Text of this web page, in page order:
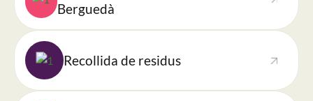
Berguedà
Imatge
Recollida de residus